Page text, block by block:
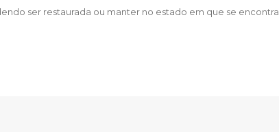
ser restaurada ou manter no estado em que se encontra.